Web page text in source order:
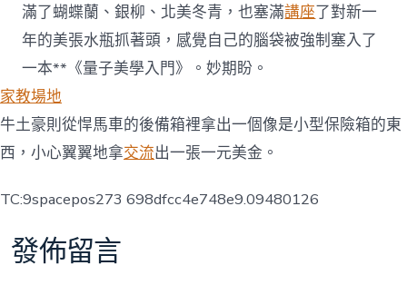
滿了蝴蝶蘭、銀柳、北美冬青，也塞滿講座了對新一
年的美張水瓶抓著頭，感覺自己的腦袋被強制塞入了
一本**《量子美學入門》。妙期盼。
家教場地
牛土豪則從悍馬車的後備箱裡拿出一個像是小型保險箱的東
西，小心翼翼地拿交流出一張一元美金。
TC:9spacepos273 698dfcc4e748e9.09480126
發佈留言